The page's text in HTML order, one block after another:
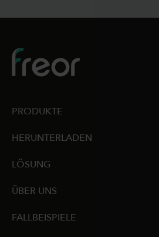
PRODUKTE
HERUNTERLADEN
LÖSUNG
ÜBER UNS
FALLBEISPIELE